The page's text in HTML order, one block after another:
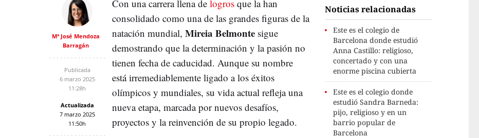
Mª José Mendoza
Barragán
Publicada
6 marzo 2025
11:28h
Actualizada
7 marzo 2025
11:50h
Noticias relacionadas
Este es el colegio de
Barcelona donde estudió
Anna Castillo: religioso,
concertado y con una
enorme piscina cubierta
Este es el colegio donde
estudió Sandra Barneda:
pijo, religioso y en un
barrio popular de
Barcelona
Con una carrera llena de logros que la han
consolidado como una de las grandes figuras de la
natación mundial, Mireia Belmonte sigue
demostrando que la determinación y la pasión no
tienen fecha de caducidad. Aunque su nombre
está irremediablemente ligado a los éxitos
olímpicos y mundiales, su vida actual refleja una
nueva etapa, marcada por nuevos desafíos,
proyectos y la reinvención de su propio legado.